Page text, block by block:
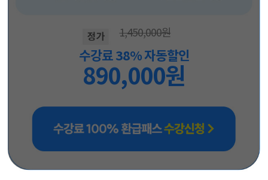
1,450,000원
수강료38%자동할인
890,000원